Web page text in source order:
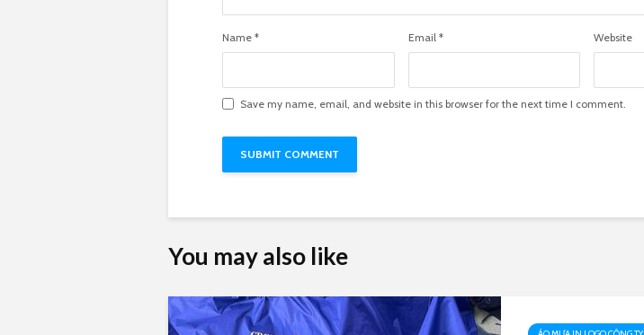
Name * Email * Website
Save my name, email, and website in this browser for the next time I comment.
You may also like